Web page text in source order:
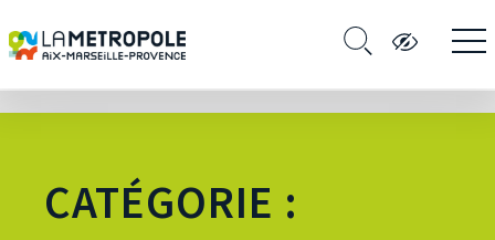
CATÉGORIE :